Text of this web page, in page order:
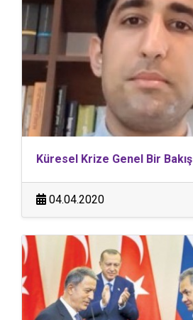
Küresel Krize Genel Bir Bakış
04.04.2020